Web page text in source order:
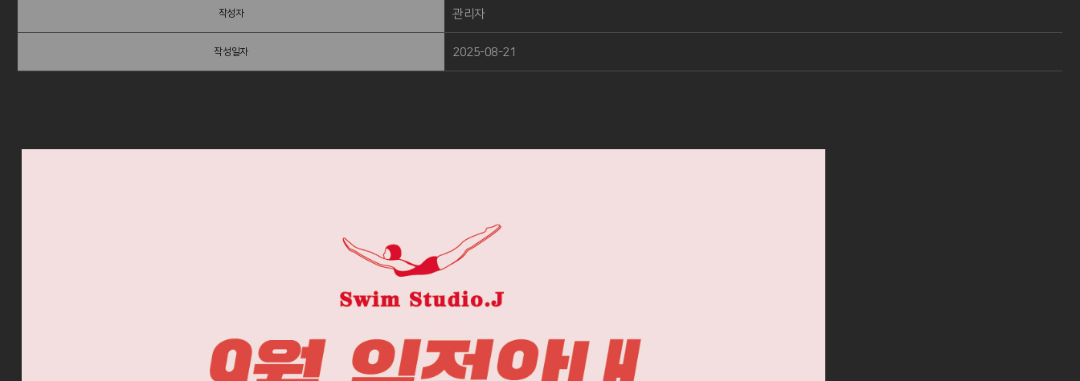
작성자 관리자
작성일자 2025-08-21